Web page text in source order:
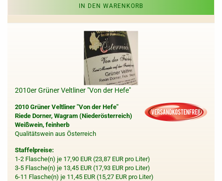
IN DEN WARENKORB
2010er Grüner Veltliner "Von der Hefe"
2010 Grüner Veltliner "Von der Hefe"
Riede Dorner, Wagram (Niederösterreich)
Weißwein, feinherb
Qualitätswein aus Österreich
Staffelpreise:
1-2 Flasche(n) je 17,90 EUR (23,87 EUR pro Liter)
3-5 Flasche(n) je 13,45 EUR (17,93 EUR pro Liter)
6-11 Flasche(n) je 11,45 EUR (15,27 EUR pro Liter)